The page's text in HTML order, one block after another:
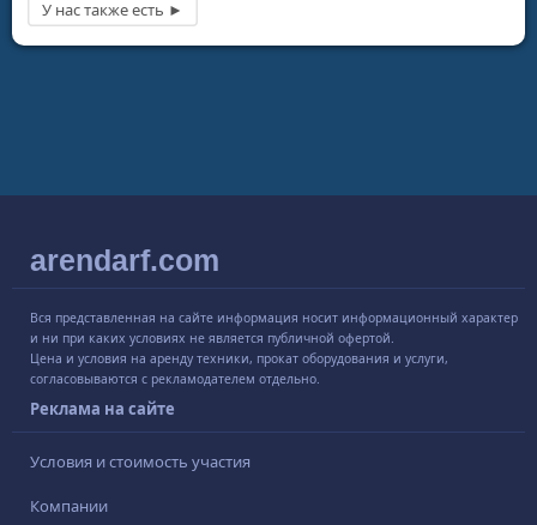
arendarf.com
Вся представленная на сайте информация носит информационный характер
и ни при каких условиях не является публичной офертой.
Цена и условия на аренду техники, прокат оборудования и услуги,
согласовываются с рекламодателем отдельно.
Реклама на сайте
Условия и стоимость участия
Компании